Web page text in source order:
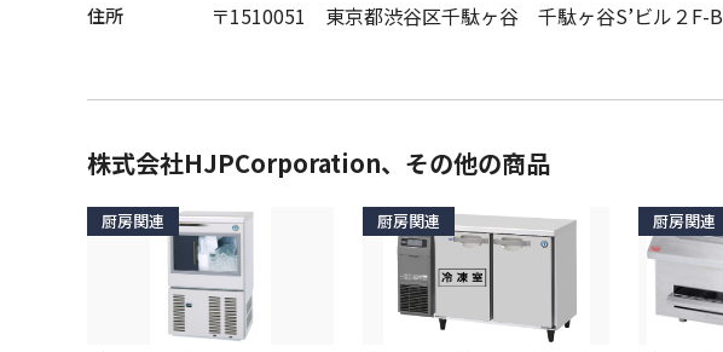
住所 〒1510051 東京都渋谷区千駄ヶ谷 千駄ヶ谷S’ビル２F-B
株式会社HJPCorporation、その他の商品
厨房関連 厨房関連 厨房関連